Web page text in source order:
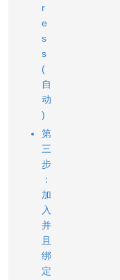
r
e
s
s
(
自
动
)
第
三
步
：
加
入
并
且
绑
定